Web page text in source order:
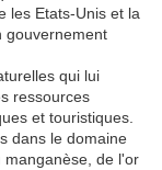
les Etats-Unis et la
gouvernement
qui lui
ressources
et touristiques.
dans le domaine
manganèse, de l'or